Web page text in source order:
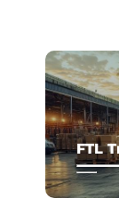
FTL